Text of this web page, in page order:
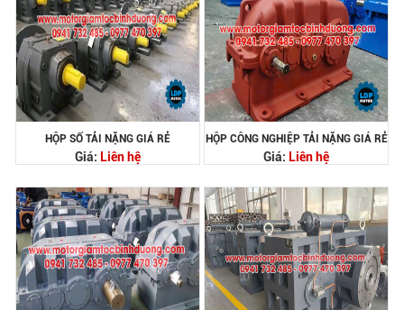
HỘP SỐ TẢI NẶNG GIÁ RẺ
Giá: Liên hệ
HỘP CÔNG NGHIỆP TẢI NẶNG GIÁ RẺ
Giá: Liên hệ